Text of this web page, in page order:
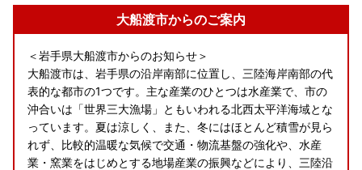
大船渡市からのご案内
＜岩手県大船渡市からのお知らせ＞
大船渡市は、岩手県の沿岸南部に位置し、三陸海岸南部の代
表的な都市の1つです。主な産業のひとつは水産業で、市の
沖合いは「世界三大漁場」ともいわれる北西太平洋海域とな
っています。夏は涼しく、また、冬にはほとんど積雪が見ら
れず、比較的温暖な気候で交通・物流基盤の強化や、水産
業・窯業をはじめとする地場産業の振興などにより、三陸沿